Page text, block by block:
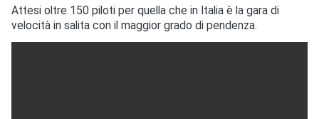
Attesi oltre 150 piloti per quella che in Italia è la gara di
velocità in salita con il maggior grado di pendenza.